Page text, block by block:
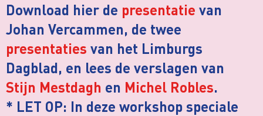
Download hier de presentatie van
Johan Vercammen, de twee
presentaties van het Limburgs
Dagblad, en lees de verslagen van
Stijn Mestdagh en Michel Robles.
* LET OP: In deze workshop speciale